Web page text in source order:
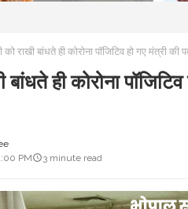
को राखी बांधते ही कोरोना पॉजिटिव हो गए मंत्री
बांधते ही कोरोना
PM
3 minute read